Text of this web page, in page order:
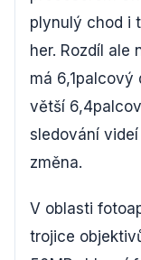
plynulý chod i
her. Rozdíl ale
má 6,1palcový
větší
sledování
změna.
V oblasti
trojice